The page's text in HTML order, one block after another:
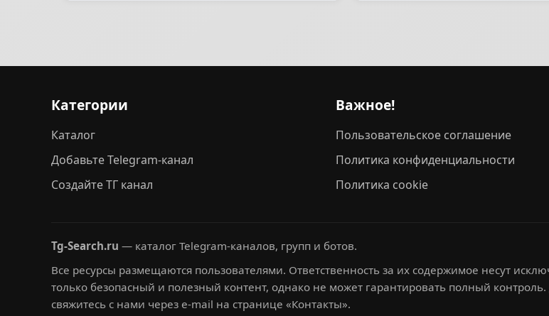
Категории
Каталог
Добавьте Telegram-канал
Создайте ТГ канал
Важное!
Пользовательское соглашение
Политика конфиденциальности
Политика cookie
Tg-Search.ru — каталог Telegram-каналов, групп и ботов.
Все ресурсы размещаются пользователями. Ответственность за их содержимое несут
только безопасный и полезный контент, однако не может гарантировать полный
свяжитесь с нами через e-mail на странице «Контакты».